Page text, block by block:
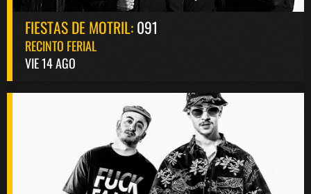
FIESTAS DE MOTRIL:091
RECINTO FERIAL
VIE 14 AGO